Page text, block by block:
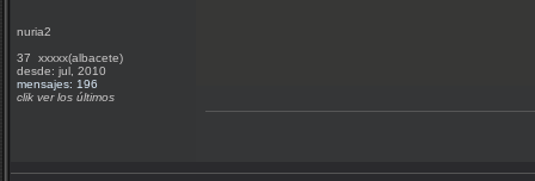
nuria2
37 xxxxx(albacete)
desde: jul, 2010
mensajes: 196
clik ver los últimos